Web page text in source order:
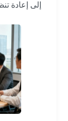
إلى إعادة تنظيم